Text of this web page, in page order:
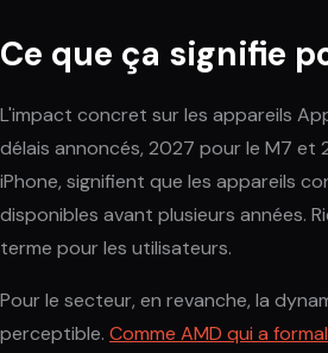
Ce que ça signifie
L'impact concret sur les appareils
délais annoncés, 2027 pour le M7 et
iPhone, signifient que les appareils
disponibles avant plusieurs années.
terme pour les utilisateurs.
Pour le secteur, en revanche, la
perceptible. Comme AMD qui a